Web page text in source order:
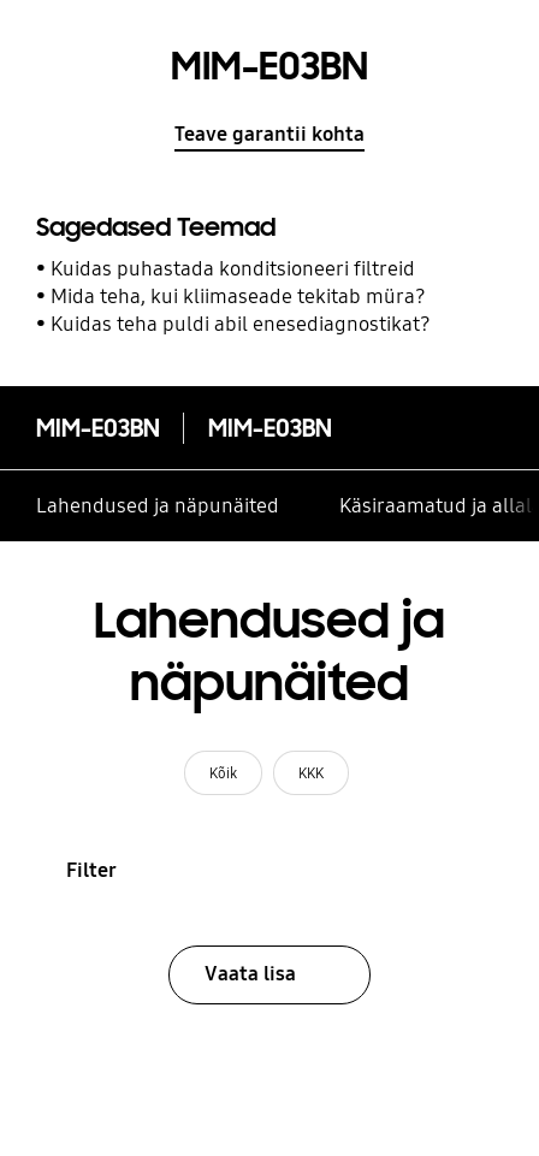
MIM-E03BN
Teave garantii kohta
Sagedased Teemad
Kuidas puhastada konditsioneeri filtreid
Mida teha, kui kliimaseade tekitab müra?
Kuidas teha puldi abil enesediagnostikat?
MIM-E03BN MIM-E03BN
Lahendused ja näpunäited Käsiraamatud ja
Lahendused ja
näpunäited
Kõik KKK
Filter
Vaata lisa